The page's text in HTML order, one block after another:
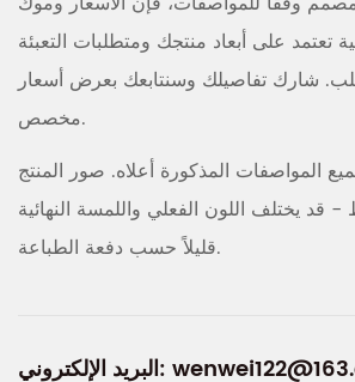
تعتمد على أبعاد منتجك ومتطلبات التعبئة
شارك تفاصيلك وسنتابعك بعرض أسعار
مخصص.
المواصفات المذكورة أعلاه. صور المنتج
قد يختلف اللون الفعلي واللمسة النهائية
قليلاً حسب دفعة الطباعة.
البريد الإلكتروني: